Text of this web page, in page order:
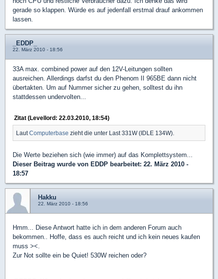
gerade so klappen. Würde es auf jedenfall erstmal drauf ankommen
lassen.
_EDDP_
22. März 2010 - 18:56
33A max. combined power auf den 12V-Leitungen sollten
ausreichen. Allerdings darfst du den Phenom II 965BE dann nicht
übertakten. Um auf Nummer sicher zu gehen, solltest du ihn
stattdessen undervolten...
Zitat (Levellord: 22.03.2010, 18:54)
LautComputerbase zieht die unter Last 331W (IDLE 134W).
Die Werte beziehen sich (wie immer) auf das Komplettsystem...
Dieser Beitrag wurde von EDDP bearbeitet: 22. März 2010 -
18:57
Hakku
22. März 2010 - 18:56
Hmm... Diese Antwort hatte ich in dem anderen Forum auch
bekommen.. Hoffe, dass es auch reicht und ich kein neues kaufen
muss ><.
Zur Not sollte ein be Quiet! 530W reichen oder?